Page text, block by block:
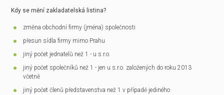
Kdy se mění zakladatelská listina?
změna obchodní firmy (jména) společnosti
přesun sídla firmy mimo Prahu
jiný počet jednatelů než 1 - u s.r.o.
jiný počet společníků než 1 - jen u s.r.o. založených do roku 2013
včetně
jiný počet členů představenstva než 1 v případě jediného